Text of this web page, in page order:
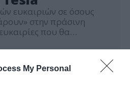
My Personal
ευκαιριών σε όσους
στην πράσινη
που θα
αλλαγής «βλέπει» ο
Μπιλ Γκέιτς.
-πλέον-
μιλώντας στο